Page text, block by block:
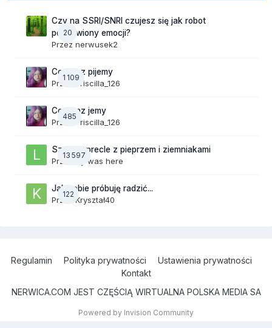
20
Czy na SSRI/SNRI czujesz się jak robot
pozbawiony emocji?
Przez nerwusek2
1 109
Co teraz pijemy
Przez Priscilla_126
485
Co teraz jemy
Przez Priscilla_126
13 597
Szalone precle z pieprzem i ziemniakami
Przez lily was here
122
Jak sobie próbuję radzić...
PrzezKryształ40
Regulamin Polityka prywatności
Ustawienia prywatności
Kontakt
NERWICA.COM JEST CZĘŚCIĄ WIRTUALNA POLSKA MEDIA SA
Powered by Invision Community